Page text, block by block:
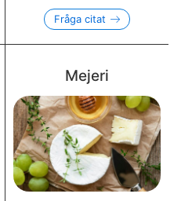
Fråga citat
Mejeri